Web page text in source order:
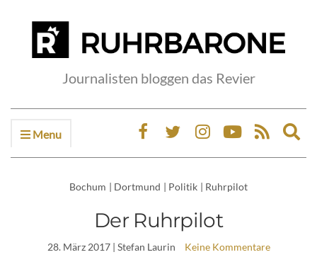
Journalisten bloggen das Revier
Menu
Bochum | Dortmund | Politik | Ruhrpilot
Der Ruhrpilot
28. März 2017| Stefan Laurin Keine Kommentare